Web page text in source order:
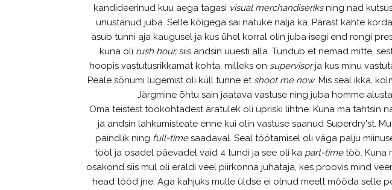
kandideerinud kuu aega tagasi visual merchandiseriksning nad
unustanud juba. Selle kõigega sai natuke nalja ka. Pärast kahte
asub tunni aja kaugusel ja kus ühel korral olin juba isegi end rongi
kuna oli rush hour,siis andsin uuesti alla. Tundub et nemad mitte,
hoopis vastutusrikkamat kohta, milleks on supervisorja kus minu
Peale sõnumi lugemist oli küll tunne et shoot me now. Mis seal ikka,
Järgmine õhtu sain jaatava vastuse ning juba homme
Oma teistest töökohtadest äratulek oli üpriski lihtne. Kuna ma tahtsin
ja andsin lahkumisteate enne kui olin vastuse saanud Superdry'st.
paindlik ning full-timesaadaval. Seal töötamisel oli väga palju
tööl ja osadel päevadel vaid 4 tundi ja see oli ka part-timetöö. Kuna
osakond siis mul oli eraldi veel piirkonna juhataja, kes proovis mind
head tööd jne. Aga kahjuks mulle üldse ei olnud meelt mööda selle